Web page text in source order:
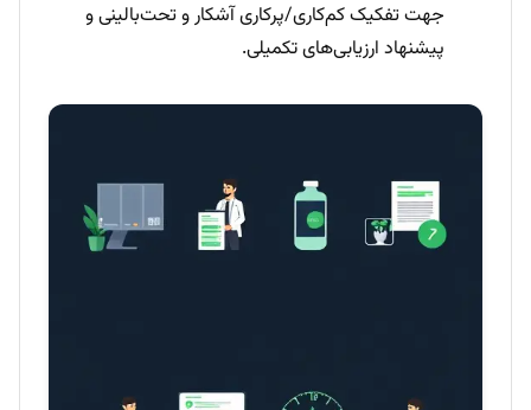
جهت تفکیک کم‌کاری/پرکاری آشکار و تحت‌بالینی و
پیشنهاد ارزیابی‌های تکمیلی.